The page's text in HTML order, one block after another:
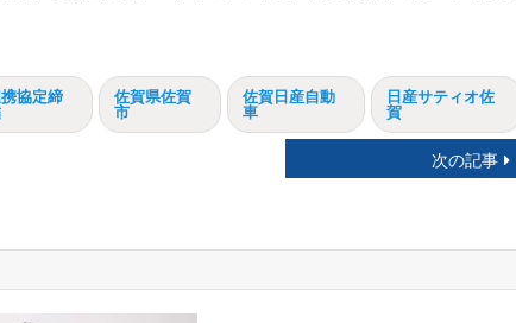
協定締
佐賀県佐賀
市
佐賀日産自動
車
日産サティオ佐
賀
次の記事